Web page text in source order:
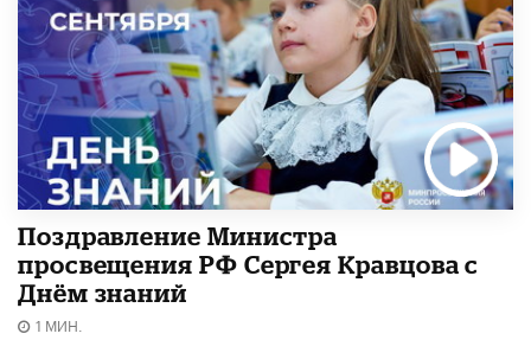
Поздравление Министра
просвещения РФ Сергея Кравцова с
Днём знаний
1 МИН.